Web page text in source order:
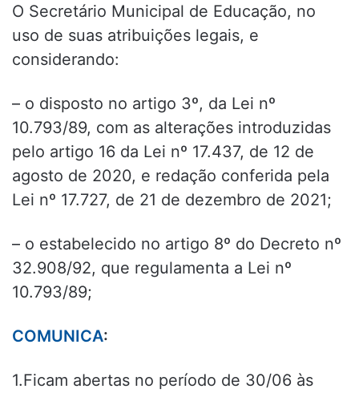
O Secretário Municipal de Educação, no
uso de suas atribuições legais, e
considerando:
– o disposto no artigo 3º, da Lei nº
10.793/89, com as alterações introduzidas
pelo artigo 16 da Lei nº 17.437, de 12 de
agosto de 2020, e redação conferida pela
Lei nº 17.727, de 21 de dezembro de 2021;
– o estabelecido no artigo 8º do Decreto nº
32.908/92, que regulamenta a Lei nº
10.793/89;
COMUNICA:
1.Ficam abertas no período de 30/06 às